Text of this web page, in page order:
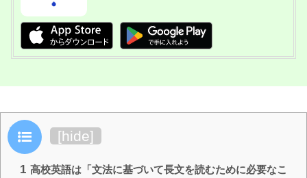
目次 [hide]
1 高校英語は「文法に基づいて長文を読むために必要なこ